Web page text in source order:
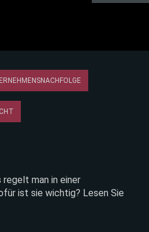
regelt man in einer
ist sie wichtig? Lesen Sie